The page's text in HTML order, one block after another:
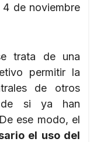
de noviembre
trata de una
permitir la
de otros
de si ya han
ese modo, el
el uso del